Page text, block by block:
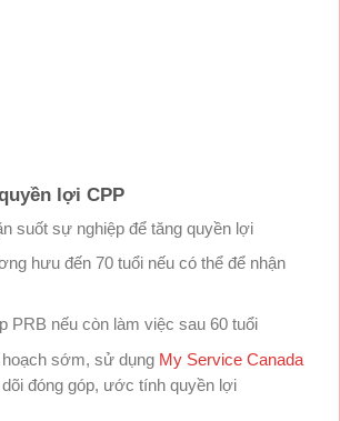
lợi CPP
suốt sự nghiệp để tăng quyền lợi
hưu đến 70 tuổi nếu có thể để nhận
PRB nếu còn làm việc sau 60 tuổi
sớm, sử dụng My Service Canada
đóng góp, ước tính quyền lợi